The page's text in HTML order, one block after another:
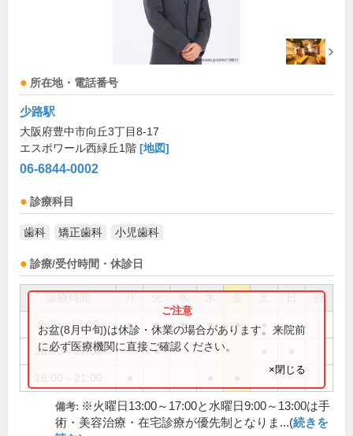
所在地・電話番号
少路駅
大阪府豊中市向丘3丁目8-17
エスポワール西緑丘1階 [地図]
06-6844-0002
診療科目
歯科 矯正歯科 小児歯科
診療/受付時間・休診日
祝
9:00～13:00 ● ● ● ● ●
13:00～17:00 ●
お盆(8月中旬)は休診・休業の場合があります。来院前
に必ず医療機関に直接ご確認ください。
×閉じる
備考: ※火曜日13:00～17:00と水曜日9:00～13:00は手
術・美容治療・在宅診療が優先制となりま...(続きを